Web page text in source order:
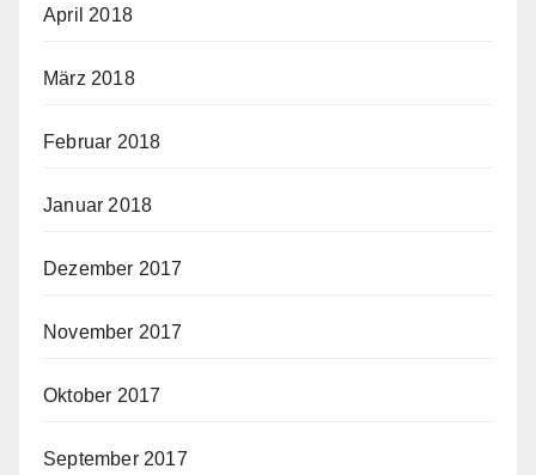
April 2018
März 2018
Februar 2018
Januar 2018
Dezember 2017
November 2017
Oktober 2017
September 2017